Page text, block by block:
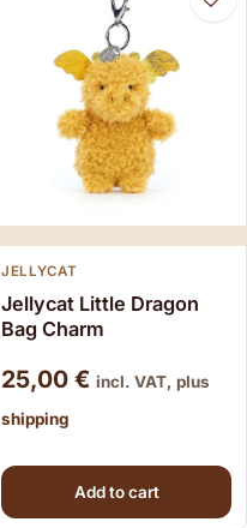
JELLYCAT
Jellycat Little Dragon
Bag Charm
25,00 € incl. VAT, plus
shipping
Add to cart